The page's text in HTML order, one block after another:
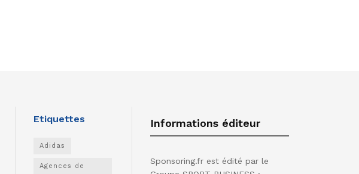
Etiquettes
Adidas
Agences de
Informations éditeur
Sponsoring.fr est édité par le